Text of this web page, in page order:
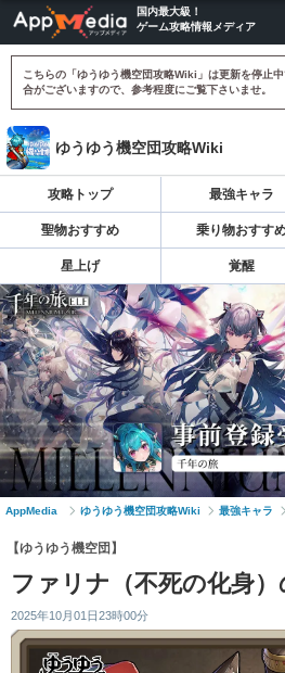
国内最大級！
ゲーム攻略情報メディア
こちらの「ゆうゆう機空団攻略Wiki」は更新を停止
合がございますので、参考程度にご覧下さいませ。
ゆうゆう機空団攻略Wiki
攻略トップ 最強キャラ
聖物おすすめ 乗り物おすす
星上げ 覚醒
AppMedia ゆうゆう機空団攻略Wiki 最強キャラ
【ゆうゆう機空団】
ファリナ（不死の化身
2025年10月01日23時00分